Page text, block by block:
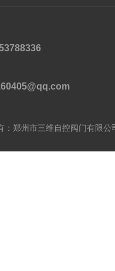
：郑州市三维自控阀门有限公